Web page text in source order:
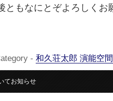
ともなにとぞよろしくお
- 和久荘太郎 演能空間
てお知らせ